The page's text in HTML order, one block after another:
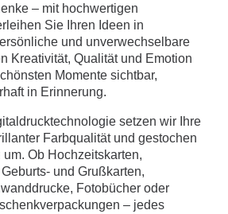
– mit hochwertigen
Sie Ihren Ideen in
und unverwechselbare
Kreativität, Qualität und Emotion
Momente sichtbar,
in Erinnerung.
setzen wir Ihre
Farbqualität und gestochen
Ob Hochzeitskarten,
und Grußkarten,
Fotobücher oder
– jedes